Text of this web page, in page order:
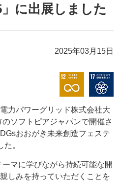
に出展しました
2025年03月15日
力パワーグリッド株式会社大
ソフトピアジャパンで開催さ
おおがき未来創造フェステ
。
マに学びながら持続可能な開
しみを持っていただくことを